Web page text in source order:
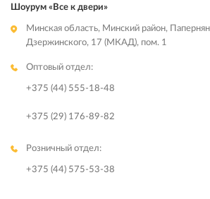
Шоурум «Все к двери»
Минская область, Минский район,
Дзержинского, 17 (МКАД), пом. 1
Оптовый отдел:
+375 (44) 555-18-48
+375 (29) 176-89-82
Розничный отдел:
+375 (44) 575-53-38